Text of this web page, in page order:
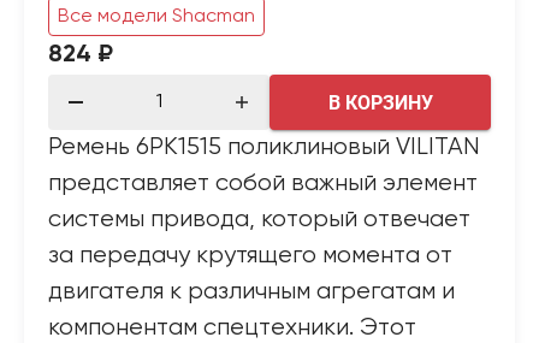
Все модели Shacman
824 ₽
В КОРЗИНУ
Ремень 6PK1515 поликлиновый VILITAN
представляет собой важный элемент
системы привода, который отвечает
за передачу крутящего момента от
двигателя к различным агрегатам и
компонентам спецтехники. Этот